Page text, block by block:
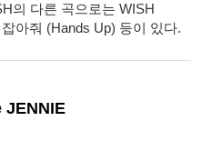
의 다른 곡으로는 WISH
아줘 (Hands Up) 등이 있다.
JENNIE